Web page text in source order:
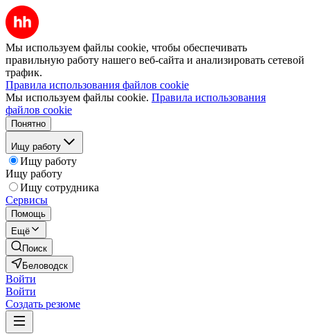
Мы используем файлы cookie, чтобы обеспечивать
правильную работу нашего веб-сайта и анализировать сетевой
трафик.
Правила использования файлов cookie
Мы используем файлы cookie. Правила использования
файлов cookie
Понятно
Ищу работу
Ищу работу
Ищу работу
Ищу сотрудника
Сервисы
Помощь
Ещё
Поиск
Беловодск
Войти
Войти
Создать резюме